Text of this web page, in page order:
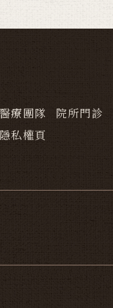
醫療團隊 院所門診
隱私權頁